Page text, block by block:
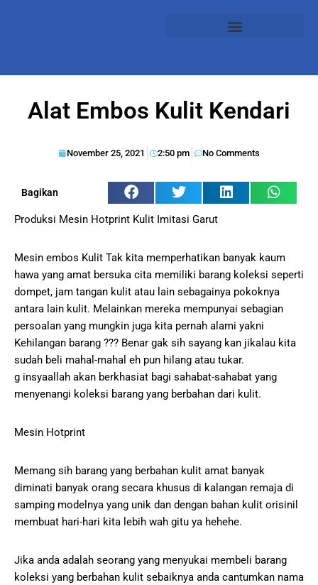
Alat Embos Kulit Kendari
November 25, 2021 2:50 pm No Comments
Bagikan
Produksi Mesin Hotprint Kulit Imitasi Garut
Mesin embos Kulit Tak kita memperhatikan banyak kaum
hawa yang amat bersuka cita memiliki barang koleksi seperti
dompet, jam tangan kulit atau lain sebagainya pokoknya
antara lain kulit. Melainkan mereka mempunyai sebagian
persoalan yang mungkin juga kita pernah alami yakni
Kehilangan barang ??? Benar gak sih sayang kan jikalau kita
sudah beli mahal-mahal eh pun hilang atau tukar.
g insyaallah akan berkhasiat bagi sahabat-sahabat yang
menyenangi koleksi barang yang berbahan dari kulit.
Mesin Hotprint
Memang sih barang yang berbahan kulit amat banyak
diminati banyak orang secara khusus di kalangan remaja di
samping modelnya yang unik dan dengan bahan kulit orisinil
membuat hari-hari kita lebih wah gitu ya hehehe.
Jika anda adalah seorang yang menyukai membeli barang
koleksi yang berbahan kulit sebaiknya anda cantumkan nama